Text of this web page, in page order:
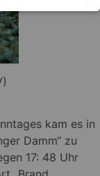
kam es in
Damm“ zu
17: 48 Uhr